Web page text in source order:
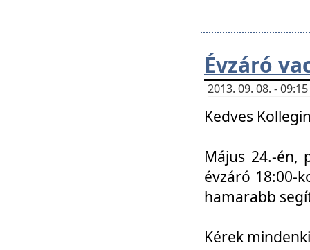
Évzáró
2013. 09. 08. -
Kedves
Május 24.-én,
évzáró 18:00-
hamarabb
Kérek